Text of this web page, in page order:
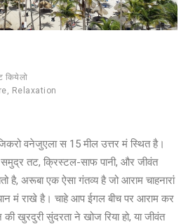
कियेलो
, Relaxation
वनेजुएला स 15 मील उत्तर मं स्थित है।
तट, क्रिस्टल-साफ पानी, और जीवंत
है, अरूबा एक ऐसा गंतव्य है जो आराम चाहनारां
मं राखे है। चाहे आप ईगल बीच पर आराम कर
की खुरदुरी सुंदरता ने खोज रिया हो, या जीवंत